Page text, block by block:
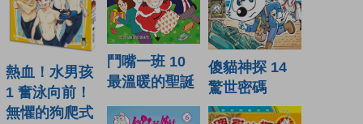
熱血！水男孩
1 奮泳向前！
無懼的狗爬式
鬥嘴一班 10
最溫暖的聖誕
傻貓神探 14
驚世密碼